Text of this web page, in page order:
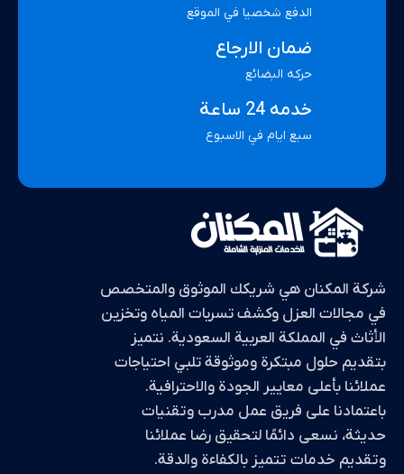
الدفع شخصيا في الموقع
ضمان الارجاع
حركه البضائع
خدمه 24 ساعة
سبع ايام في الاسبوع
شركة المكنان هي شريكك الموثوق والمتخصص
في مجالات العزل وكشف تسربات المياه وتخزين
الأثاث في المملكة العربية السعودية. نتميز
بتقديم حلول مبتكرة وموثوقة تلبي احتياجات
عملائنا بأعلى معايير الجودة والاحترافية.
باعتمادنا على فريق عمل مدرب وتقنيات
حديثة، نسعى دائمًا لتحقيق رضا عملائنا
وتقديم خدمات تتميز بالكفاءة والدقة.